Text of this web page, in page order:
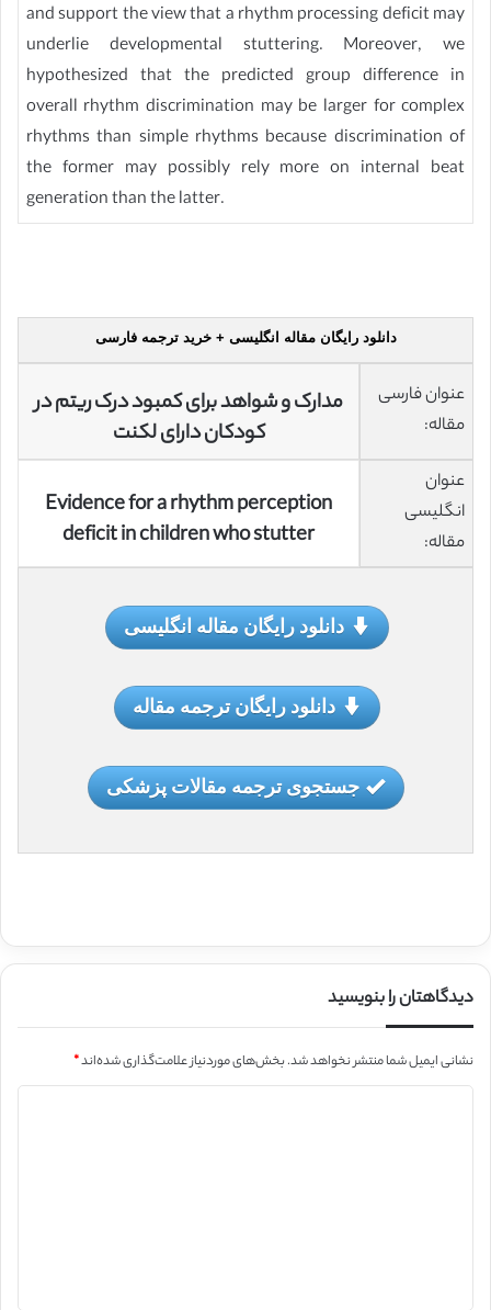
and support the view that a rhythm processing deficit may
underlie developmental stuttering. Moreover, we
hypothesized that the predicted group difference in
overall rhythm discrimination may be larger for complex
rhythms than simple rhythms because discrimination of
the former may possibly rely more on internal beat
generation than the latter.
دانلود رایگان مقاله انگلیسی + خرید ترجمه فارسی
عنوان فارسی
مقاله:
مدارک و شواهد برای کمبود درک ریتم در
کودکان دارای لکنت
عنوان
انگلیسی
مقاله:
Evidence for a rhythm perception
deficit in children who stutter
دانلود رایگان مقاله انگلیسی
دانلود رایگان ترجمه مقاله
جستجوی ترجمه مقالات پزشکی
دیدگاهتان را بنویسید
نشانی ایمیل شما منتشر نخواهد شد.بخش‌های موردنیاز علامت‌گذاری شده‌اند*